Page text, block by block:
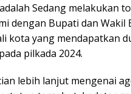
Sedang melakukan
dengan Bupati dan Wakil
kota yang mendapatkan
pilkada 2024.
lebih lanjut mengenai